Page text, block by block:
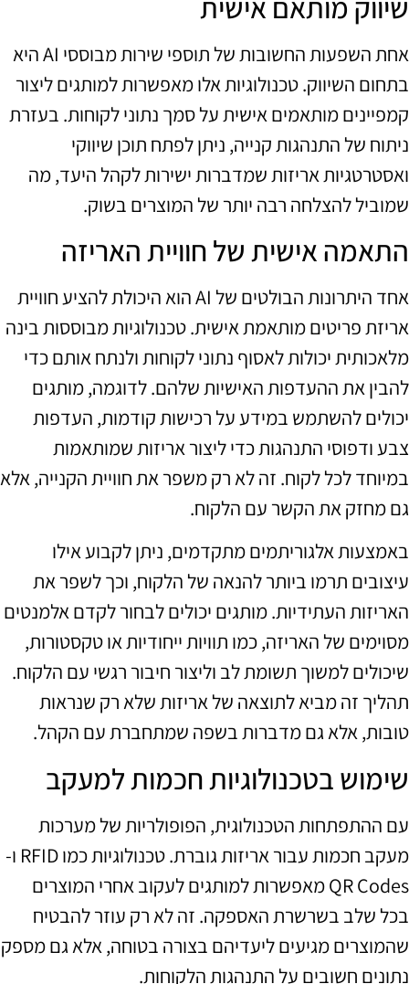
אחת השפעות החשובות של תוספי שירות מבוססי AI היא
בתחום השיווק. טכנולוגיות אלו מאפשרות למותגים ליצור
קמפיינים מותאמים אישית על סמך נתוני לקוחות. בעזרת
ניתוח של התנהגות קנייה, ניתן לפתח תוכן שיווקי
ואסטרטגיות אריזות שמדברות ישירות לקהל היעד, מה
שמוביל להצלחה רבה יותר של המוצרים בשוק.
התאמה אישית של חוויית האריזה
אחד היתרונות הבולטים של AI הוא היכולת להציע חוויית
אריזת פריטים מותאמת אישית. טכנולוגיות מבוססות בינה
מלאכותית יכולות לאסוף נתוני לקוחות ולנתח אותם כדי
להבין את ההעדפות האישיות שלהם. לדוגמה, מותגים
יכולים להשתמש במידע על רכישות קודמות, העדפות
צבע ודפוסי התנהגות כדי ליצור אריזות שמותאמות
במיוחד לכל לקוח. זה לא רק משפר את חוויית הקנייה, אלא
גם מחזק את הקשר עם הלקוח.
באמצעות אלגוריתמים מתקדמים, ניתן לקבוע אילו
עיצובים תרמו ביותר להנאה של הלקוח, וכך לשפר את
האריזות העתידיות. מותגים יכולים לבחור לקדם אלמנטים
מסוימים של האריזה, כמו תוויות ייחודיות או טקסטורות,
שיכולים למשוך תשומת לב וליצור חיבור רגשי עם הלקוח.
תהליך זה מביא לתוצאה של אריזות שלא רק שנראות
טובות, אלא גם מדברות בשפה שמתחברת עם הקהל.
שימוש בטכנולוגיות חכמות למעקב
עם ההתפתחות הטכנולוגית, הפופולריות של מערכות
מעקב חכמות עבור אריזות גוברת. טכנולוגיות כמו RFID ו-
QR Codes מאפשרות למותגים לעקוב אחרי המוצרים
בכל שלב בשרשרת האספקה. זה לא רק עוזר להבטיח
שהמוצרים מגיעים ליעדיהם בצורה בטוחה, אלא גם מספק
נתונים חשובים על התנהגות הלקוחות.